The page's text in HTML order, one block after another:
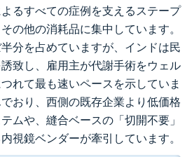
るすべての症例を支えるステープ
の他の消耗品に集中しています。
分を占めていますが、インドは民
致し、雇用主が代謝手術をウェル
れて最も速いペースを示していま
おり、西側の既存企業より低価格
ムや、縫合ベースの「切開不要」
視鏡ベンダーが牽引しています。